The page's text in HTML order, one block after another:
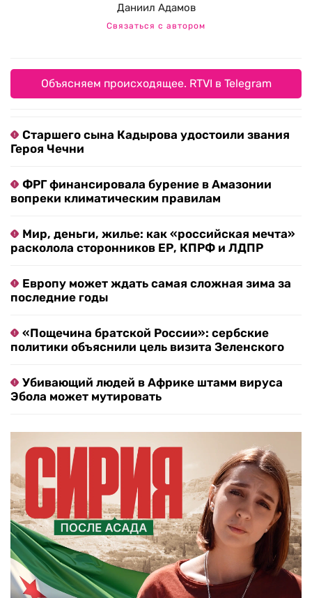
Даниил Адамов
Связаться с автором
Объясняем происходящее. RTVI в Telegram
Старшего сына Кадырова удостоили звания
Героя Чечни
ФРГ финансировала бурение в Амазонии
вопреки климатическим правилам
Мир, деньги, жилье: как «российская мечта»
расколола сторонников ЕР, КПРФ и ЛДПР
Европу может ждать самая сложная зима за
последние годы
«Пощечина братской России»: сербские
политики объяснили цель визита Зеленского
Убивающий людей в Африке штамм вируса
Эбола может мутировать